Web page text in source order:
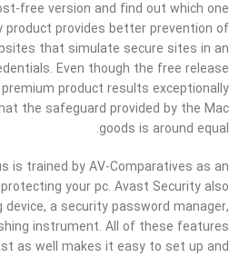
free version and find out which one
product provides better prevention of
that simulate secure sites in an
Even though the free release
product results exceptionally
the safeguard provided by the Mac
goods is around equal.
is trained by AV-Comparatives as an
your pc. Avast Security also
a security password manager,
instrument. All of these features
as well makes it easy to set up and